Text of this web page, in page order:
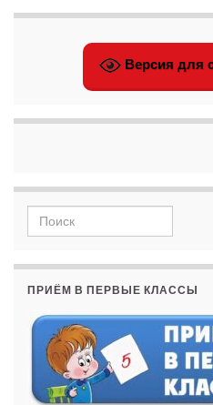
Версия для
Search for:
ПРИЁМ В ПЕРВЫЕ КЛАССЫ